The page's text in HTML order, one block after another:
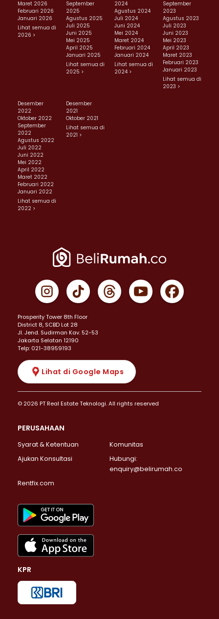
Maret 2026
Februari 2026
Januari 2026
Lihat semua di
2026 >
September
2025
Agustus 2025
Juli 2025
Juni 2025
Mei 2025
April 2025
Januari 2025
Lihat semua di
2025 >
2024
Agustus 2024
Juli 2024
Juni 2024
Mei 2024
Maret 2024
Februari 2024
Januari 2024
Lihat semua di
2024 >
September
2023
Agustus 2023
Juli 2023
Juni 2023
Mei 2023
April 2023
Maret 2023
Februari 2023
Januari 2023
Lihat semua di
2023 >
Desember
2022
Oktober 2022
September
2022
Agustus 2022
Juli 2022
Juni 2022
Mei 2022
April 2022
Maret 2022
Februari 2022
Januari 2022
Lihat semua di
2022 >
Desember
2021
Oktober 2021
Lihat semua di
2021 >
Prosperity Tower 8th Floor
District 8, SCBD Lot 28
JI. Jend. Sudirman Kav. 52-53
Jakarta Selatan 12190
Telp: 021-38959193
Lihat di Google Maps
© 2026 PT Real Estate Teknologi. All rights reserved
PERUSAHAAN
Syarat & Ketentuan
Komunitas
Ajukan Konsultasi
Hubungi:
enquiry@belirumah.co
Rentfix.com
KPR